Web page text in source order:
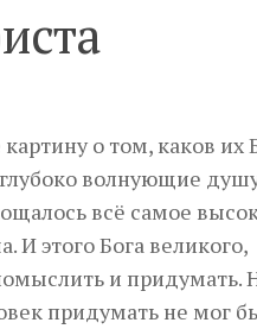
о том, каков их
волнующие
всё самое
И этого Бога великого,
и придумать.
придумать не мог